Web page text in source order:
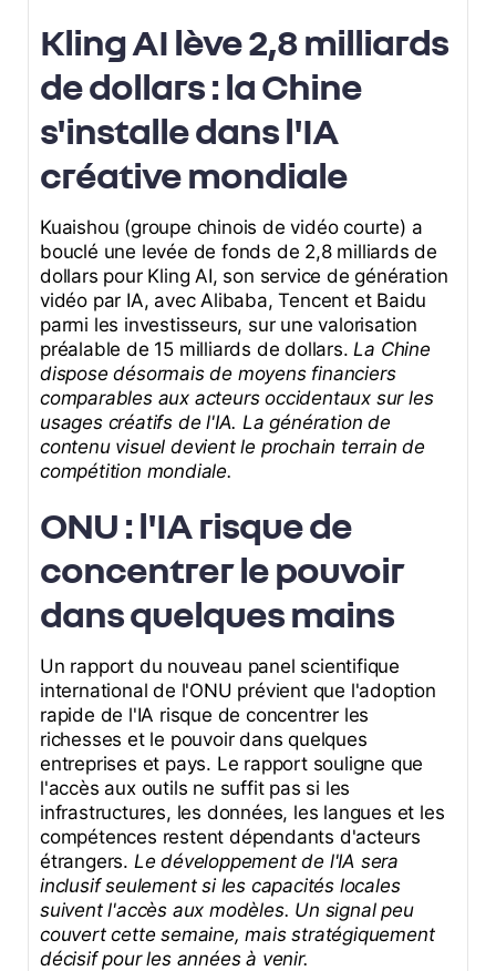
Kling AI lève 2,8 milliards
de dollars : la Chine
s'installe dans l'IA
créative mondiale
Kuaishou (groupe chinois de vidéo courte) a
bouclé une levée de fonds de 2,8 milliards de
dollars pour Kling AI, son service de génération
vidéo par IA, avec Alibaba, Tencent et Baidu
parmi les investisseurs, sur une valorisation
préalable de 15 milliards de dollars. La Chine
dispose désormais de moyens financiers
comparables aux acteurs occidentaux sur les
usages créatifs de l'IA. La génération de
contenu visuel devient le prochain terrain de
compétition mondiale.
ONU : l'IA risque de
concentrer le pouvoir
dans quelques mains
Un rapport du nouveau panel scientifique
international de l'ONU prévient que l'adoption
rapide de l'IA risque de concentrer les
richesses et le pouvoir dans quelques
entreprises et pays. Le rapport souligne que
l'accès aux outils ne suffit pas si les
infrastructures, les données, les langues et les
compétences restent dépendants d'acteurs
étrangers. Le développement de l'IA sera
inclusif seulement si les capacités locales
suivent l'accès aux modèles. Un signal peu
couvert cette semaine, mais stratégiquement
décisif pour les années à venir.